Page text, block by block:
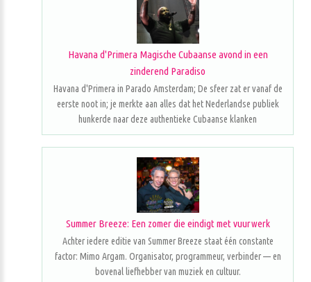
Havana d'Primera Magische Cubaanse avond in een
zinderend Paradiso
Havana d'Primera in Parado Amsterdam; De sfeer zat er vanaf de
eerste noot in; je merkte aan alles dat het Nederlandse publiek
hunkerde naar deze authentieke Cubaanse klanken
Summer Breeze: Een zomer die eindigt met vuurwerk
Achter iedere editie van Summer Breeze staat één constante
factor: Mimo Argam. Organisator, programmeur, verbinder — en
bovenal liefhebber van muziek en cultuur.